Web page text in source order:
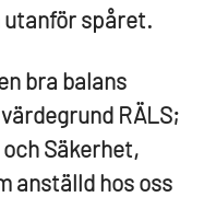
utanför spåret.
bra balans
RÄLS;
Säkerhet,
anställd hos oss